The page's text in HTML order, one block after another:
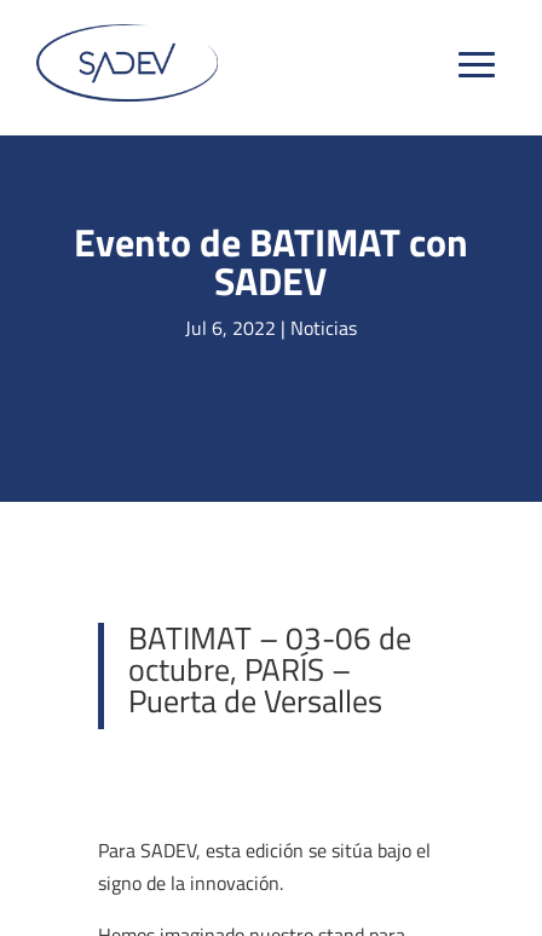
Evento de BATIMAT con
SADEV
Jul 6, 2022 | Noticias
BATIMAT – 03-06 de
octubre, PARÍS –
Puerta de Versalles
Para SADEV, esta edición se sitúa bajo el
signo de la innovación.